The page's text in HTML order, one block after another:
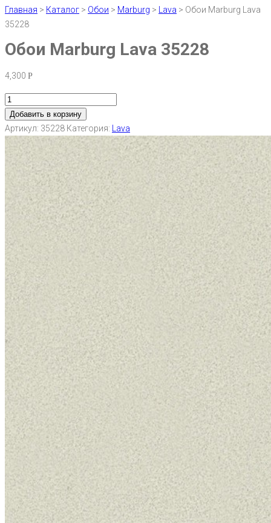
Главная > Каталог > Обои > Marburg > Lava > Обои Marburg Lava
35228
Обои Marburg Lava 35228
4,300 Р
Добавить в корзину
Артикул: 35228 Категория: Lava